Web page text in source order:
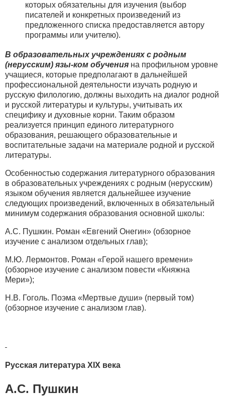
которых обязательны для изучения (выбор
писателей и конкретных произведений из
предложенного списка предоставляется автору
программы или учителю).
В образовательных учреждениях с родным
(нерусским) язы-ком обучения на профильном уровне
учащиеся, которые предполагают в дальнейшей
профессиональной деятельности изучать родную и
русскую филологию, должны выходить на диалог родной
и русской литературы и культуры, учитывать их
специфику и духовные корни. Таким образом
реализуется принцип единого литературного
образования, решающего образовательные и
воспитательные задачи на материале родной и русской
литературы.
Особенностью содержания литературного образования
в образовательных учреждениях с родным (нерусским)
языком обучения является дальнейшее изучение
следующих произведений, включенных в обязательный
минимум содержания образования основной школы:
А.С. Пушкин. Роман «Евгений Онегин» (обзорное
изучение с анализом отдельных глав);
М.Ю. Лермонтов. Роман «Герой нашего времени»
(обзорное изучение с анализом повести «Княжна
Мери»);
Н.В. Гоголь. Поэма «Мертвые души» (первый том)
(обзорное изучение с анализом глав).
Русская литература XIX века
А.С. Пушкин